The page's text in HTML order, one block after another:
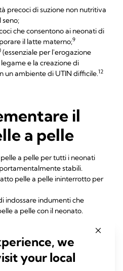
precoci di suzione non nutritiva
seno;
che consentono ai neonati di
il latte materno;9
(essenziale per l'erogazione
e la creazione di
un ambiente di UTIN difficile.12
il
a pelle
a pelle per tutti i neonati
stabili.
pelle a pelle ininterrotto per
indossare indumenti che
a pelle con il neonato.
di offrire il seno per la NNS
pelle (seno estratto
we
your local